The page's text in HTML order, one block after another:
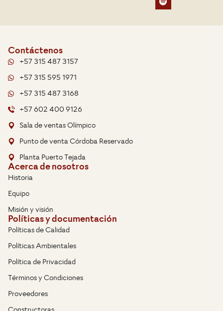
Contáctenos
+57 315 487 3157
+57 315 595 1971
+57 315 487 3168
+57 602 400 9126
Sala de ventas Olímpico
Punto de venta Córdoba Reservado
Planta Puerto Tejada
Acerca de nosotros
Historia
Equipo
Misión y visión
Políticas y documentación
Políticas de Calidad
Políticas Ambientales
Política de Privacidad
Términos y Condiciones
Proveedores